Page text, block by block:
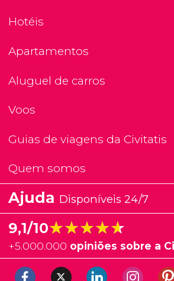
Hotéis
Apartamentos
Aluguel de carros
Voos
Guias de viagens da Civitatis
Quem somos
Ajuda Disponíveis 24/7
9,1/10★★★★★
★★★★★
+5.000.000 opiniões sobre a